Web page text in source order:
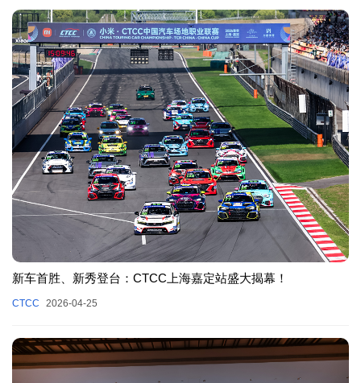
新车首胜、新秀登台：CTCC上海嘉定站盛大揭幕！
CTCC 2026-04-25